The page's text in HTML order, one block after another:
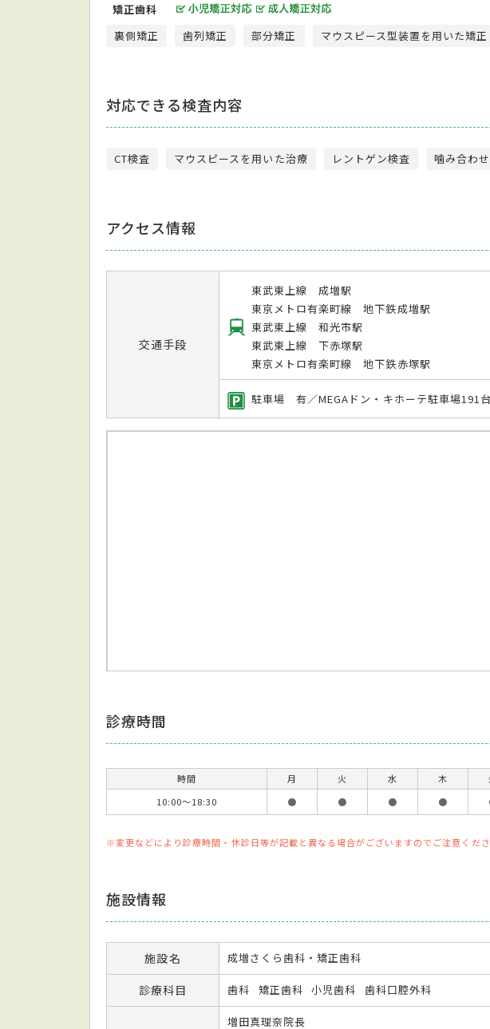
矯正歯科
裏側矯正
歯列矯正 部分矯正 マウスピース型装置を用いた矯正
対応できる検査内容
CT検査 マウスピースを用いた治療 レントゲン検査 噛み合わ
アクセス情報
交通手段
東武東上線 成増駅
東京メトロ有楽町線 地下鉄成増駅
東武東上線 和光市駅
東武東上線 下赤塚駅
東京メトロ有楽町線 地下鉄赤塚駅
駐車場 有／MEGAドン・キホーテ駐車場191
診療時間
時間 月 火 水 木
10:00～18:30
● ● ● ●
※変更などにより診療時間・休診日等が記載と異なる場合がございますのでご注意くださ
施設情報
施設名 成増さくら歯科・矯正歯科
診療科目 歯科 矯正歯科 小児歯科 歯科口腔外科
増田真理奈院長